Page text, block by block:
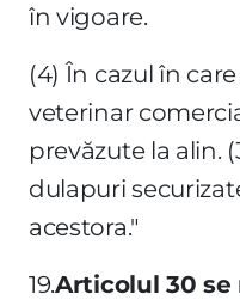
în vigoare.
(4) În cazul în
veterinar
prevăzute la alin.
dulapuri
acestora."
19.Articolul 30 se